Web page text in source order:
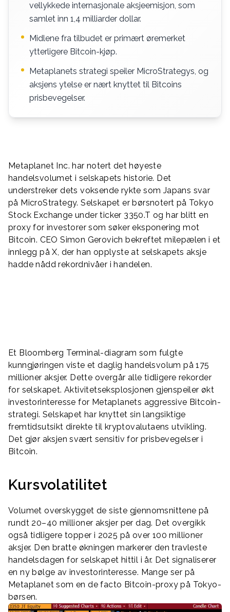
vellykkede internasjonale aksjeemisjon, som
samlet inn 1,4 milliarder dollar.
Midlene fra tilbudet er primært øremerket
ytterligere Bitcoin-kjøp.
Metaplanets strategi speiler MicroStrategys, og
aksjens ytelse er nært knyttet til Bitcoins
prisbevegelser.
Metaplanet Inc. har notert det høyeste
handelsvolumet i selskapets historie. Det
understreker dets voksende rykte som Japans svar
på MicroStrategy. Selskapet er børsnotert på Tokyo
Stock Exchange under ticker 3350.T og har blitt en
proxy for investorer som søker eksponering mot
Bitcoin. CEO Simon Gerovich bekreftet milepælen i et
innlegg på X, der han opplyste at selskapets aksje
hadde nådd rekordnivåer i handelen.
Et Bloomberg Terminal-diagram som fulgte
kunngjøringen viste et daglig handelsvolum på 175
millioner aksjer. Dette overgår alle tidligere rekorder
for selskapet. Aktivitetseksplosjonen gjenspeiler økt
investorinteresse for Metaplanets aggressive Bitcoin-
strategi. Selskapet har knyttet sin langsiktige
fremtidsutsikt direkte til kryptovalutaens utvikling.
Det gjør aksjen svært sensitiv for prisbevegelser i
Bitcoin.
Kursvolatilitet
Volumet overskygget de siste gjennomsnittene på
rundt 20–40 millioner aksjer per dag. Det overgikk
også tidligere topper i 2025 på over 100 millioner
aksjer. Den bratte økningen markerer den travleste
handelsdagen for selskapet hittil i år. Det signaliserer
en ny bølge av investorinteresse. Mange ser på
Metaplanet som en de facto Bitcoin-proxy på Tokyo-
børsen.